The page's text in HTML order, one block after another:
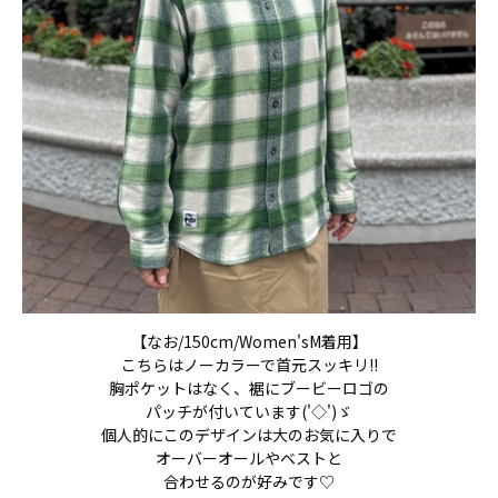
【なお/150cm/Women'sM着用】
こちらはノーカラーで首元スッキリ!!
胸ポケットはなく、裾にブービーロゴの
パッチが付いています('◇')ゞ
個人的にこのデザインは大のお気に入りで
オーバーオールやベストと
合わせるのが好みです♡